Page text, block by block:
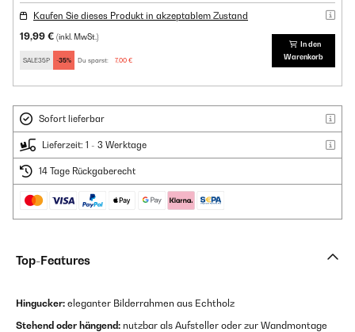
Kaufen Sie dieses Produkt in akzeptablem Zustand
19,99 € (inkl. MwSt.)
SALE35P -35% Du sparst: 7,00 €
In den
Warenkorb
Sofort lieferbar
Lieferzeit: 1 - 3 Werktage
14 Tage Rückgaberecht
Top-Features
Hingucker: eleganter Bilderrahmen aus Echtholz
Stehend oder hängend: nutzbar als Aufsteller oder zur Wandmontage